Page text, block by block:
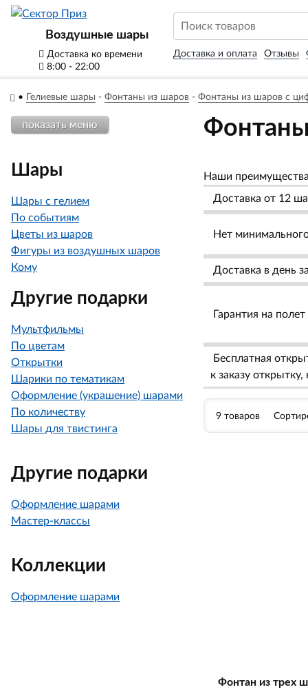
Воздушные шары
Доставка ко времени
8:00 - 22:00
Доставка и оплата Отзывы
• Гелиевые шары - Фонтаны из шаров- Фонтаны из шаров с
Наши преимущества
Доставка от 12
Нет
Доставка в день
Гарантия на
Бесплатная
к заказу
9 товаров
Фонтан из трех
показать меню
Шары
Шары с гелием
По событиям
Цветы из шаров
Фигуры из воздушных шаров
Кому
Другие подарки
Мультфильмы
По цветам
Открытки
Шарики по тематикам
Оформление (украшение) шарами
По количеству
Шары для твистинга
Другие подарки
Оформление шарами
Мастер-классы
Коллекции
Оформление шарами